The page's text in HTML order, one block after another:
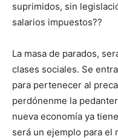
suprimidos, sin
salarios impuestos??
La masa de parados,
clases sociales. Se
para pertenecer al
perdónenme la
nueva economía ya
será un ejemplo para el